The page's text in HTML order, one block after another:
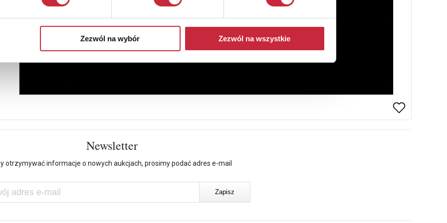
Zezwól na wybór Zezwól na wszystkie
Newsletter
otrzymywać informacje o nowych aukcjach, prosimy podać adres e-mail